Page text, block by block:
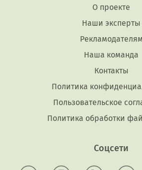
О проекте
Наши эксперты
Рекламодателям
Наша команда
Контакты
Политика
Пользовательское
Политика обработки
Соцсети